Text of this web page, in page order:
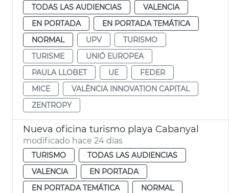
TODAS LAS AUDIENCIAS
VALENCIA
EN PORTADA
EN PORTADA TEMÁTICA
NORMAL
UPV
TURISMO
TURISME
UNIÓ EUROPEA
PAULA LLOBET
UE
FEDER
MICE
VALÈNCIA INNOVATION CAPITAL
ZENTROPY
Nueva oficina turismo playa Cabanyal
modificado hace 24 días
TURISMO
TODAS LAS AUDIENCIAS
VALENCIA
EN PORTADA
EN PORTADA TEMÁTICA
NORMAL